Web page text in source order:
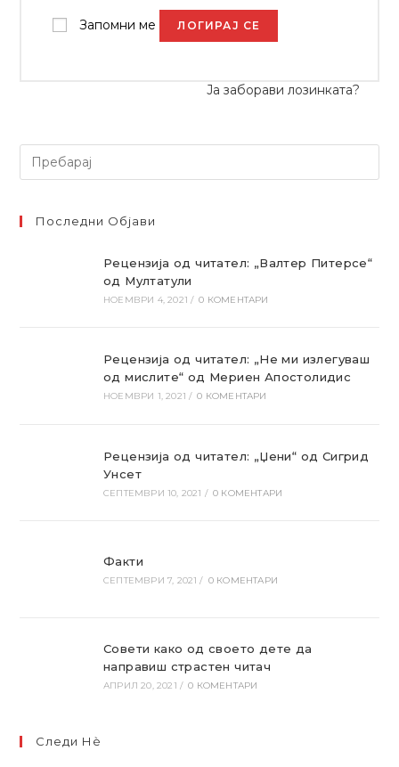
Запомни ме ЛОГИРАЈ СЕ
Ја заборави лозинката?
Последни Објави
Рецензија од читател: „Валтер Питерсе“
од Мултатули
НОЕМВРИ 4, 2021 / 0 КОМЕНТАРИ
Рецензија од читател: „Не ми излегуваш
од мислите“ од Мериен Апостолидис
НОЕМВРИ 1, 2021 / 0 КОМЕНТАРИ
Рецензија од читател: „Џени“ од Сигрид
Унсет
СЕПТЕМВРИ 10, 2021 / 0 КОМЕНТАРИ
Факти
СЕПТЕМВРИ 7, 2021 / 0 КОМЕНТАРИ
Совети како од своето дете да
направиш страстен читач
АПРИЛ 20, 2021 / 0 КОМЕНТАРИ
Следи Нѐ